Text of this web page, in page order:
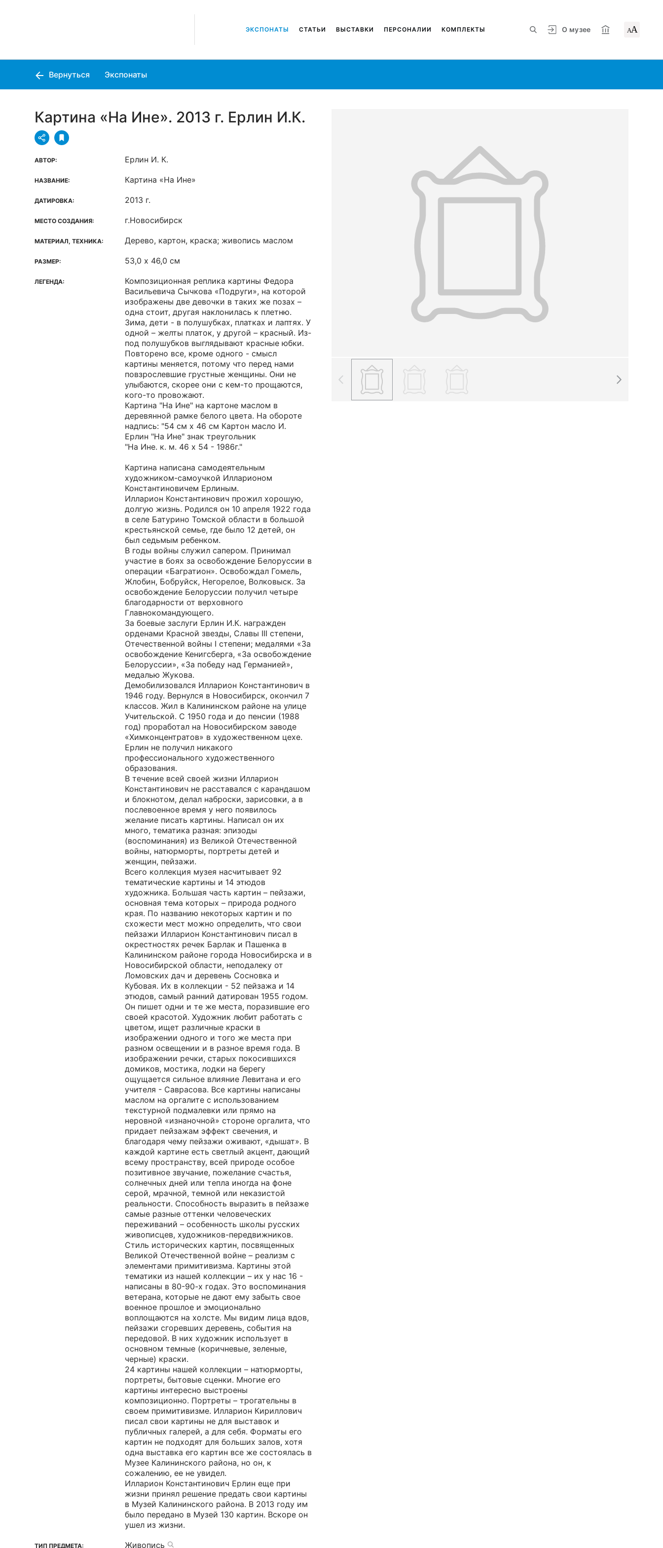
О музее АА
ЭКСПОНАТЫ СТАТЬИ ВЫСТАВКИ ПЕРСОНАЛИИ КОМПЛЕКТЫ
Вернуться Экспонаты
Картина «На Ине». 2013 г. Ерлин И.К.
АВТОР: Ерлин И. К.
НАЗВАНИЕ: Картина «На Ине»
ДАТИРОВКА: 2013 г.
МЕСТО СОЗДАНИЯ: г.Новосибирск
МАТЕРИАЛ, ТЕХНИКА: Дерево, картон, краска; живопись маслом
РАЗМЕР: 53,0 х 46,0 см
ЛЕГЕНДА:
Композиционная реплика картины Федора
Васильевича Сычкова «Подруги», на которой
изображены две девочки в таких же позах –
одна стоит, другая наклонилась к плетню.
Зима, дети - в полушубках, платках и лаптях. У
одной – желты платок, у другой – красный. Из-
под полушубков выглядывают красные юбки.
Повторено все, кроме одного - смысл
картины меняется, потому что перед нами
повзрослевшие грустные женщины. Они не
улыбаются, скорее они с кем-то прощаются,
кого-то провожают.
Картина "На Ине" на картоне маслом в
деревянной рамке белого цвета. На обороте
надпись: "54 см х 46 см Картон масло И.
Ерлин "На Ине" знак треугольник
"На Ине. к. м. 46 х 54 - 1986г."
Картина написана самодеятельным
художником-самоучкой Илларионом
Константиновичем Ерлиным.
Илларион Константинович прожил хорошую,
долгую жизнь. Родился он 10 апреля 1922 года
в селе Батурино Томской области в большой
крестьянской семье, где было 12 детей, он
был седьмым ребенком.
В годы войны служил сапером. Принимал
участие в боях за освобождение Белоруссии в
операции «Багратион». Освобождал Гомель,
Жлобин, Бобруйск, Негорелое, Волковыск. За
освобождение Белоруссии получил четыре
благодарности от верховного
Главнокомандующего.
За боевые заслуги Ерлин И.К. награжден
орденами Красной звезды, Славы III степени,
Отечественной войны I степени; медалями «За
освобождение Кенигсберга, «За освобождение
Белоруссии», «За победу над Германией»,
медалью Жукова.
Демобилизовался Илларион Константинович в
1946 году. Вернулся в Новосибирск, окончил 7
классов. Жил в Калининском районе на улице
Учительской. С 1950 года и до пенсии (1988
год) проработал на Новосибирском заводе
«Химконцентратов» в художественном цехе.
Ерлин не получил никакого
профессионального художественного
образования.
В течение всей своей жизни Илларион
Константинович не расставался с карандашом
и блокнотом, делал наброски, зарисовки, а в
послевоенное время у него появилось
желание писать картины. Написал он их
много, тематика разная: эпизоды
(воспоминания) из Великой Отечественной
войны, натюрморты, портреты детей и
женщин, пейзажи.
Всего коллекция музея насчитывает 92
тематические картины и 14 этюдов
художника. Большая часть картин – пейзажи,
основная тема которых – природа родного
края. По названию некоторых картин и по
схожести мест можно определить, что свои
пейзажи Илларион Константинович писал в
окрестностях речек Барлак и Пашенка в
Калининском районе города Новосибирска и в
Новосибирской области, неподалеку от
Ломовских дач и деревень Сосновка и
Кубовая. Их в коллекции - 52 пейзажа и 14
этюдов, самый ранний датирован 1955 годом.
Он пишет одни и те же места, поразившие его
своей красотой. Художник любит работать с
цветом, ищет различные краски в
изображении одного и того же места при
разном освещении и в разное время года. В
изображении речки, старых покосившихся
домиков, мостика, лодки на берегу
ощущается сильное влияние Левитана и его
учителя - Саврасова. Все картины написаны
маслом на оргалите с использованием
текстурной подмалевки или прямо на
неровной «изнаночной» стороне оргалита, что
придает пейзажам эффект свечения, и
благодаря чему пейзажи оживают, «дышат». В
каждой картине есть светлый акцент, дающий
всему пространству, всей природе особое
позитивное звучание, пожелание счастья,
солнечных дней или тепла иногда на фоне
серой, мрачной, темной или неказистой
реальности. Способность выразить в пейзаже
самые разные оттенки человеческих
переживаний – особенность школы русских
живописцев, художников-передвижников.
Стиль исторических картин, посвященных
Великой Отечественной войне – реализм с
элементами примитивизма. Картины этой
тематики из нашей коллекции – их у нас 16 -
написаны в 80-90-х годах. Это воспоминания
ветерана, которые не дают ему забыть свое
военное прошлое и эмоционально
воплощаются на холсте. Мы видим лица вдов,
пейзажи сгоревших деревень, события на
передовой. В них художник использует в
основном темные (коричневые, зеленые,
черные) краски.
24 картины нашей коллекции – натюрморты,
портреты, бытовые сценки. Многие его
картины интересно выстроены
композиционно. Портреты – трогательны в
своем примитивизме. Илларион Кириллович
писал свои картины не для выставок и
публичных галерей, а для себя. Форматы его
картин не подходят для больших залов, хотя
одна выставка его картин все же состоялась в
Музее Калининского района, но он, к
сожалению, ее не увидел.
Илларион Константинович Ерлин еще при
жизни принял решение предать свои картины
в Музей Калининского района. В 2013 году им
было передано в Музей 130 картин. Вскоре он
ушел из жизни.
ТИП ПРЕДМЕТА: Живопись